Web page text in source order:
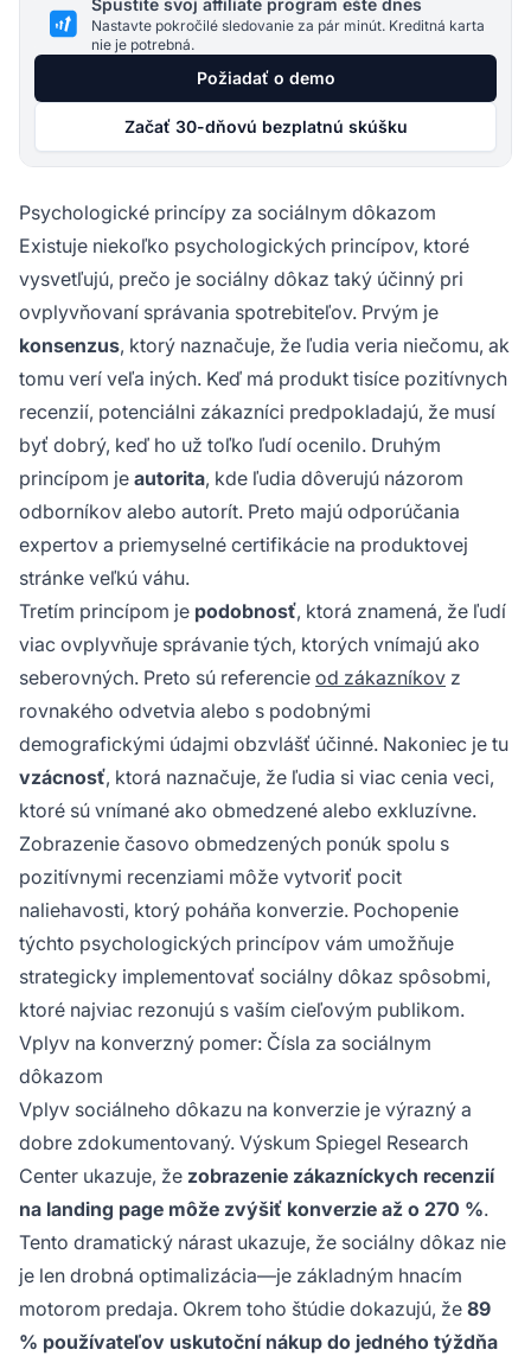
Nastavte pokročilé sledovanie za pár minút. Kreditná karta
nie je potrebná.
Požiadať o demo
Začať 30-dňovú bezplatnú skúšku
Psychologické princípy za sociálnym dôkazom
Existuje niekoľko psychologických princípov, ktoré
vysvetľujú, prečo je sociálny dôkaz taký účinný pri
ovplyvňovaní správania spotrebiteľov. Prvým je
konsenzus, ktorý naznačuje, že ľudia veria niečomu, ak
tomu verí veľa iných. Keď má produkt tisíce pozitívnych
recenzií, potenciálni zákazníci predpokladajú, že musí
byť dobrý, keď ho už toľko ľudí ocenilo. Druhým
princípom je autorita, kde ľudia dôverujú názorom
odborníkov alebo autorít. Preto majú odporúčania
expertov a priemyselné certifikácie na produktovej
stránke veľkú váhu.
Tretím princípom je podobnosť, ktorá znamená, že ľudí
viac ovplyvňuje správanie tých, ktorých vnímajú ako
seberovných. Preto sú referencie od zákazníkov z
rovnakého odvetvia alebo s podobnými
demografickými údajmi obzvlášť účinné. Nakoniec je tu
vzácnosť, ktorá naznačuje, že ľudia si viac cenia veci,
ktoré sú vnímané ako obmedzené alebo exkluzívne.
Zobrazenie časovo obmedzených ponúk spolu s
pozitívnymi recenziami môže vytvoriť pocit
naliehavosti, ktorý poháňa konverzie. Pochopenie
týchto psychologických princípov vám umožňuje
strategicky implementovať sociálny dôkaz spôsobmi,
ktoré najviac rezonujú s vaším cieľovým publikom.
Vplyv na konverzný pomer: Čísla za sociálnym
dôkazom
Vplyv sociálneho dôkazu na konverzie je výrazný a
dobre zdokumentovaný. Výskum Spiegel Research
Center ukazuje, že zobrazenie zákazníckych recenzií
na landing page môže zvýšiť konverzie až o 270 %.
Tento dramatický nárast ukazuje, že sociálny dôkaz nie
je len drobná optimalizácia—je základným hnacím
motorom predaja. Okrem toho štúdie dokazujú, že 89
% používateľov uskutoční nákup do jedného týždňa